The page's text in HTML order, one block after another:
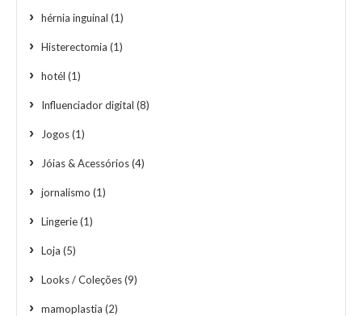
hérnia inguinal (1)
Histerectomia (1)
hotél (1)
Influenciador digital (8)
Jogos(1)
Jóias & Acessórios(4)
jornalismo (1)
Lingerie(1)
Loja (5)
Looks / Coleções(9)
mamoplastia (2)